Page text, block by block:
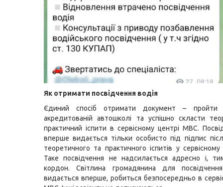
Як отримати посвідчення водія
Єдиний спосіб отримати документ – пройти
акредитованій автошколі та успішно скласти
практичний іспити в сервісному центрі МВС.
вперше видається тільки особисто під підпис
теоретичного та практичного іспитів у
Таке посвідчення не надсилається адресно і,
кордон. Світлина громадянина для
видається вперше, робиться безпосередньо в